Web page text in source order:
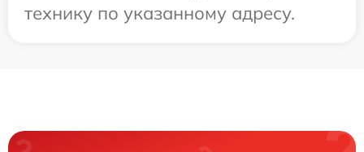
технику по указанному адресу.